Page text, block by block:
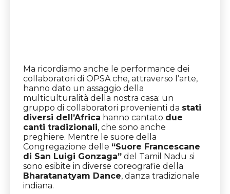
Ma ricordiamo anche le performance dei
collaboratori di OPSA che, attraverso l’arte,
hanno dato un assaggio della
multiculturalità della nostra casa: un
gruppo di collaboratori provenienti da stati
diversi dell’Africa hanno cantato due
canti tradizionali, che sono anche
preghiere. Mentre le suore della
Congregazione delle “Suore Francescane
di San Luigi Gonzaga”del Tamil Nadu si
sono esibite in diverse coreografie della
Bharatanatyam Dance, danza tradizionale
indiana.